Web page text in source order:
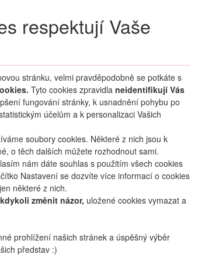
respektují Vaše
stránku, velmi pravděpodobně se potkáte s
Tyto cookies zpravidla neidentifikují Vás
fungování stránky, k usnadnění pohybu po
účelům a k personalizaci Vašich
soubory cookies. Některé z nich jsou k
o těch dalších můžete rozhodnout sami.
nám dáte souhlas s použitím všech cookies
Nastavení se dozvíte více informací o cookies
některé z nich.
změnit názor, uložené cookies vymazat a
prohlížení našich stránek a úspěšný výběr
představ :)
HLEDAT ZÁJEZDY